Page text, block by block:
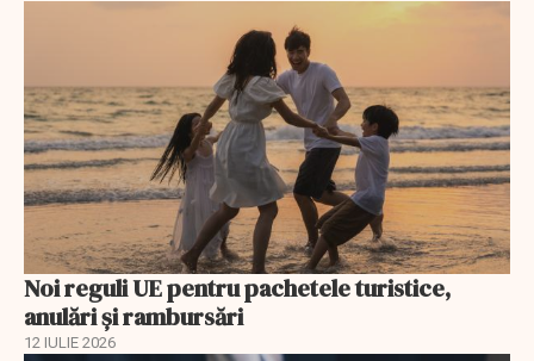
Noi reguli UE pentru pachetele turistice,
anulări și rambursări
12 IULIE 2026